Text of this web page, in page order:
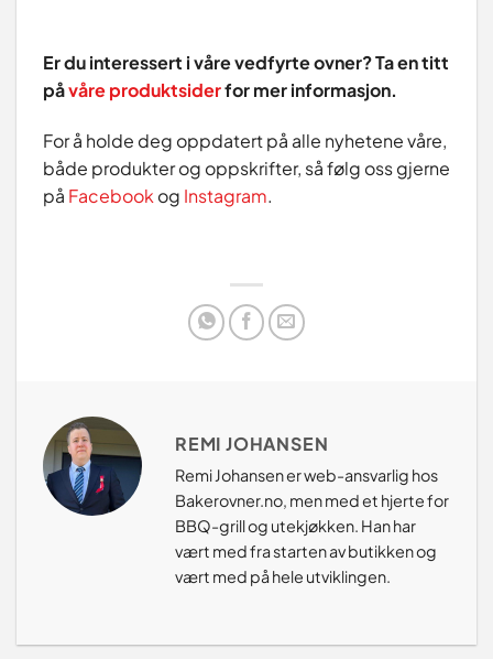
Er du interessert i våre vedfyrte ovner? Ta en titt
påvåre produktsiderfor mer informasjon.
For å holde deg oppdatert på alle nyhetene våre,
både produkter og oppskrifter, så følg oss gjerne
på Facebook og Instagram.
REMI JOHANSEN
Remi Johansen er web-ansvarlig hos
Bakerovner.no, men med et hjerte for
BBQ-grill og utekjøkken. Han har
vært med fra starten av butikken og
vært med på hele utviklingen.